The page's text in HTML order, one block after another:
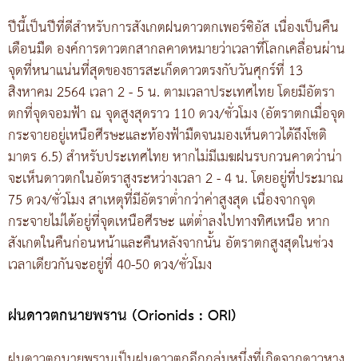
ปีนี้เป็นปีที่ดีสำหรับการสังเกตฝนดาวตกเพอร์ซิอัส เนื่องเป็นคืน
เดือนมืด องค์การดาวตกสากลคาดหมายว่าเวลาที่โลกเคลื่อนผ่าน
จุดที่หนาแน่นที่สุดของธารสะเก็ดดาวตรงกับวันศุกร์ที่ 13
สิงหาคม 2564 เวลา 2 - 5 น. ตามเวลาประเทศไทย โดยมีอัตรา
ตกที่จุดจอมฟ้า ณ จุดสูงสุดราว 110 ดวง/ชั่วโมง (อัตราตกเมื่อจุด
กระจายอยู่เหนือศีรษะและท้องฟ้ามืดจนมองเห็นดาวได้ถึงโชติ
มาตร 6.5) สำหรับประเทศไทย หากไม่มีเมฆฝนรบกวนคาดว่าน่า
จะเห็นดาวตกในอัตราสูงระหว่างเวลา 2 - 4 น. โดยอยู่ที่ประมาณ
75 ดวง/ชั่วโมง สาเหตุที่มีอัตราต่ำกว่าค่าสูงสุด เนื่องจากจุด
กระจายไม่ได้อยู่ที่จุดเหนือศีรษะ แต่ต่ำลงไปทางทิศเหนือ หาก
สังเกตในคืนก่อนหน้าและคืนหลังจากนั้น อัตราตกสูงสุดในช่วง
เวลาเดียวกันจะอยู่ที่ 40-50 ดวง/ชั่วโมง
ฝนดาวตกนายพราน (Orionids : ORI)